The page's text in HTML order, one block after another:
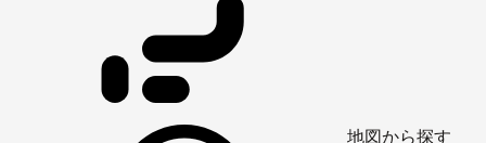
地図から探す